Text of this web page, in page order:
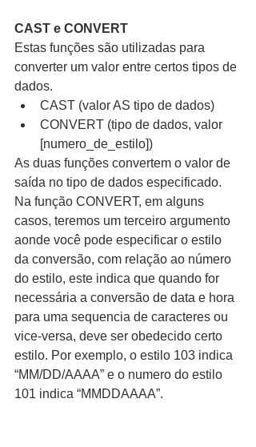
CAST e CONVERT
Estas funções são utilizadas para
converter um valor entre certos tipos de
dados.
CAST (valor AS tipo de dados)
CONVERT (tipo de dados, valor
[numero_de_estilo])
As duas funções convertem o valor de
saída no tipo de dados especificado.
Na função CONVERT, em alguns
casos, teremos um terceiro argumento
aonde você pode especificar o estilo
da conversão, com relação ao número
do estilo, este indica que quando for
necessária a conversão de data e hora
para uma sequencia de caracteres ou
vice-versa, deve ser obedecido certo
estilo. Por exemplo, o estilo 103 indica
“MM/DD/AAAA” e o numero do estilo
101 indica “MMDDAAAA”.